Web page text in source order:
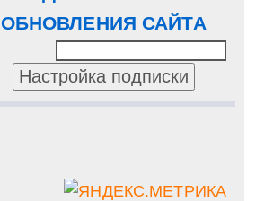
ОБНОВЛЕНИЯ САЙТА